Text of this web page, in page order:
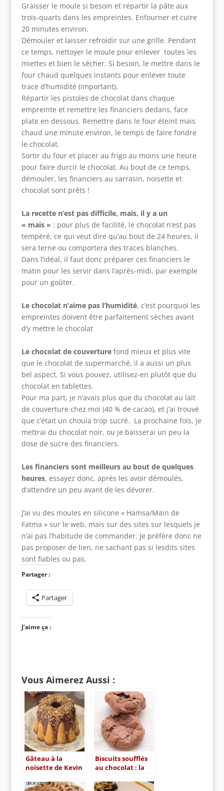
Graisser le moule si besoin et répartir la pâte aux
trois-quarts dans les empreintes. Enfourner et cuire
20 minutes environ.
Démouler et laisser refroidir sur une grille. Pendant
ce temps, nettoyer le moule pour enlever toutes les
miettes et bien le sécher. Si besoin, le mettre dans le
four chaud quelques instants pour enlever toute
trace d’humidité (important).
Répartir les pistoles de chocolat dans chaque
empreinte et remettre les financiers dedans, face
plate en dessous. Remettre dans le four éteint mais
chaud une minute environ, le temps de faire fondre
le chocolat.
Sortir du four et placer au frigo au moins une heure
pour faire durcir le chocolat. Au bout de ce temps,
démouler, les financiers au sarrasin, noisette et
chocolat sont prêts !
La recette n’est pas difficile, mais, il y a un
« mais » : pour plus de facilité, le chocolat n’est pas
tempéré, ce qui veut dire qu’au bout de 24 heures, il
sera terne ou comportera des traces blanches.
Dans l’idéal, il faut donc préparer ces financiers le
matin pour les servir dans l’après-midi, par exemple
pour un goûter.
Le chocolat n’aime pas l’humidité, c’est pourquoi les
empreintes doivent être parfaitement sèches avant
d’y mettre le chocolat
Le chocolat de couverturefond mieux et plus vite
que le chocolat de supermarché, il a aussi un plus
bel aspect. Si vous pouvez, utilisez-en plutôt que du
chocolat en tablettes.
Pour ma part, je n’avais plus que du chocolat au lait
de couverture chez moi (40 % de cacao), et j’ai trouvé
que c’était un chouïa trop sucré. La prochaine fois, je
mettrai du chocolat noir, ou je baisserai un peu la
dose de sucre des financiers.
Les financiers sont meilleurs au bout de quelques
heures, essayez donc, après les avoir démoulés,
d’attendre un peu avant de les dévorer.
J’ai vu des moules en silicone « Hamsa/Main de
Fatma » sur le web, mais sur des sites sur lesquels je
n’ai pas l’habitude de commander. Je préfère donc ne
pas proposer de lien, ne sachant pas si lesdits sites
sont fiables ou pas.
Partager :
Partager
J’aime ça :
Vous Aimerez Aussi :
Gâteau à la
noisette de Kevin
Biscuits soufflés
au chocolat : la
pour utiliser deux